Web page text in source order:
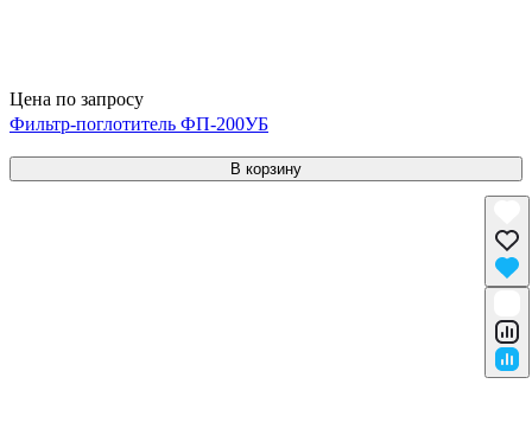
Цена по запросу
Фильтр-поглотитель ФП-200УБ
В корзину